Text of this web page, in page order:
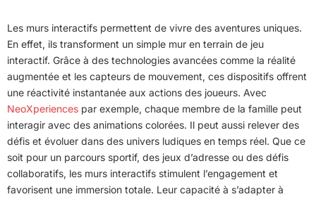
Les murs interactifs permettent de vivre des aventures uniques.
En effet, ils transforment un simple mur en terrain de jeu
interactif. Grâce à des technologies avancées comme la réalité
augmentée et les capteurs de mouvement, ces dispositifs offrent
une réactivité instantanée aux actions des joueurs. Avec
NeoXperiences par exemple, chaque membre de la famille peut
interagir avec des animations colorées. Il peut aussi relever des
défis et évoluer dans des univers ludiques en temps réel. Que ce
soit pour un parcours sportif, des jeux d’adresse ou des défis
collaboratifs, les murs interactifs stimulent l’engagement et
favorisent une immersion totale. Leur capacité à s’adapter à